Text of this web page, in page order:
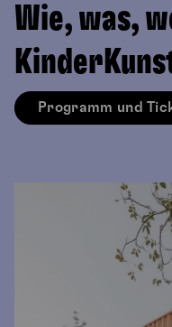
Wie, was,
Programm und